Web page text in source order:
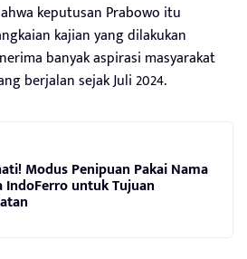
keputusan Prabowo itu
kajian yang dilakukan
banyak aspirasi masyarakat
berjalan sejak Juli 2024.
Modus Penipuan Pakai Nama
IndoFerro untuk Tujuan